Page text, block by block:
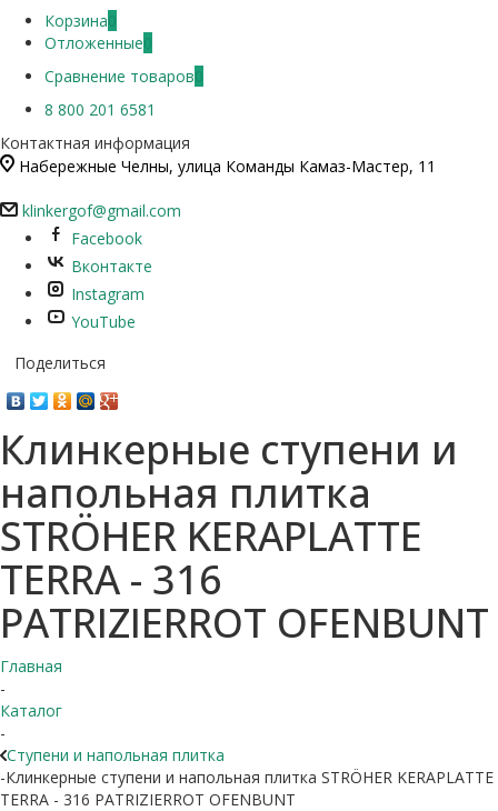
Корзина
Отложенные
Сравнение товаров
8 800 201 6581
Контактная информация
Набережные Челны, улица Команды Камаз-Мастер, 11
klinkergof@gmail.com
Facebook
Вконтакте
Instagram
YouTube
Поделиться
Клинкерные ступени и
напольная плитка
STRÖHER KERAPLATTE
TERRA - 316
PATRIZIERROT OFENBUNT
Главная
-
Каталог
-
Ступени и напольная плитка
-Клинкерные ступени и напольная плитка STRÖHER KERAPLATTE
TERRA - 316 PATRIZIERROT OFENBUNT